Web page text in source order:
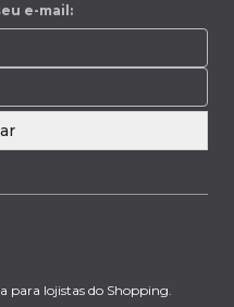
e-mail:
para lojistas do Shopping.